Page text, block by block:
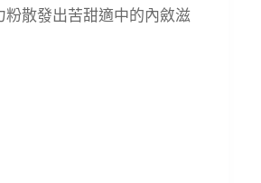
粉散發出苦甜適中的內斂滋